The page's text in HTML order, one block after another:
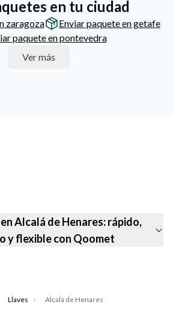
en tu ciudad
zaragoza
Enviar paquete en getafe
paquete en pontevedra
Ver más
Alcalá de Henares: rápido,
y flexible con Qoomet
Llaves › Alcalá de Henares